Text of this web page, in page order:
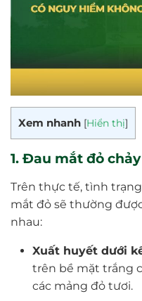
Xem nhanh [Hiển thị]
1. Đau mắt đỏ
Trên thực tế, tình trạng
mắt đỏ sẽ thường
nhau:
Xuất huyết dưới
trên bề mặt trắng
các mảng đỏ tươi.